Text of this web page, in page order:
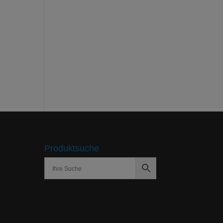
Produktsuche